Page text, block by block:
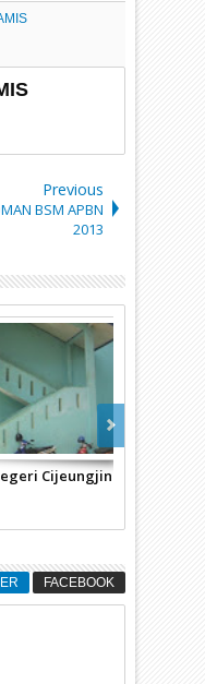
Previous
BSM APBN
2013
Cijeungjing
FACEBOOK